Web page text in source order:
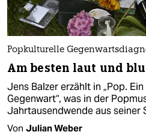
Popkulturelle
Am besten laut und
Jens Balzer erzählt in „Pop.
Gegenwart“, was in der
Jahrtausendwende aus seiner
Von Julian Weber